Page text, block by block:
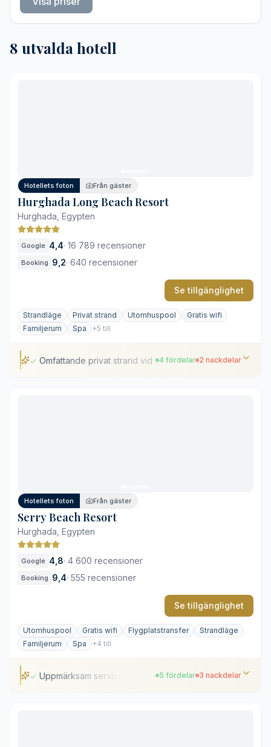
8 utvalda hotell
Hotellets foton Från gäster
Hurghada Long Beach Resort
Hurghada, Egypten
Google 4,4· 16 789 recensioner
Booking 9,2· 640 recensioner
Se tillgänglighet
Strandläge Privat strand Utomhuspool
Gratis wifi
Familjerum
Spa +5 till
Omfattande privat strand vid Röda havet
4 fördelar 2 nackdelar
Hotellets foton Från gäster
Serry Beach Resort
Hurghada, Egypten
Google 4,8· 4 600 recensioner
Booking 9,4· 555 recensioner
Se tillgänglighet
Utomhuspool Gratis wifi Flygplatstransfer
Strandläge
Familjerum
Spa +4 till
Uppmärksam service 5 fördelar 3 nackdelar